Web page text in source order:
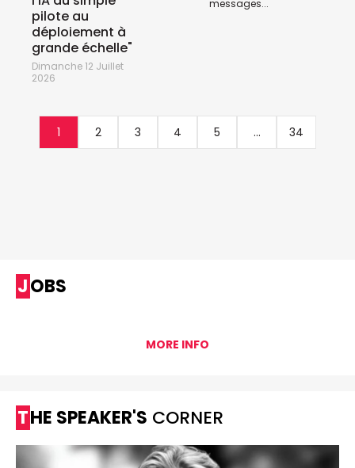
pilote au
déploiement à
grande échelle"
Dimanche 12 Juillet
2026
messages...
1 2 3 4 5 ... 34
JOBS
MORE INFO
THE SPEAKER'S CORNER